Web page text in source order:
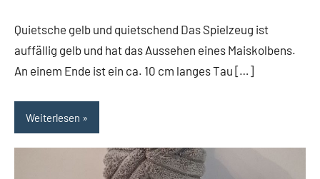
Quietsche gelb und quietschend Das Spielzeug ist
auffällig gelb und hat das Aussehen eines Maiskolbens.
An einem Ende ist ein ca. 10 cm langes Tau […]
Weiterlesen